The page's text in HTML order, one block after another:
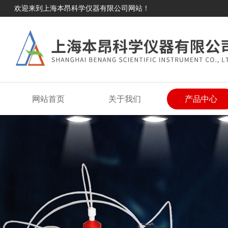
欢迎来到上海本昂科学仪器有限公司网站！
网站首页 关于我们 产品中心